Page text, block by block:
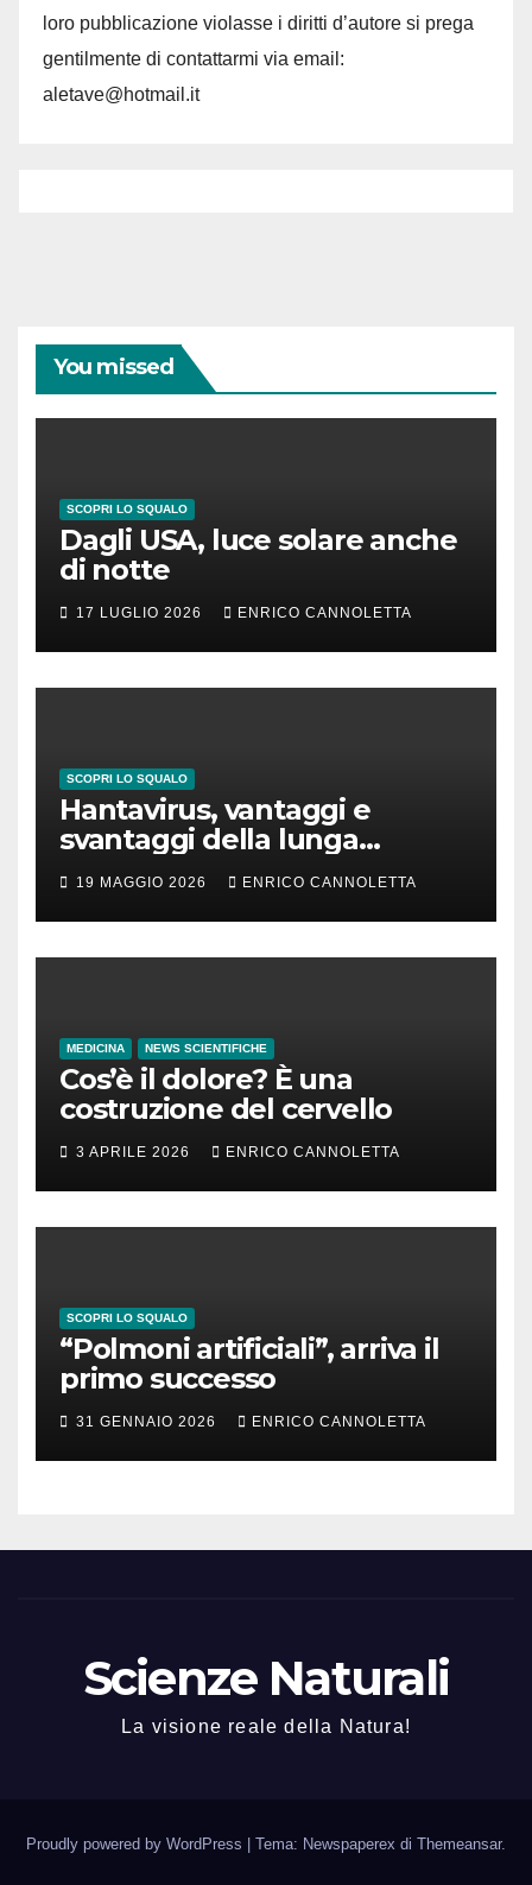
loro pubblicazione violasse i diritti d’autore si prega
gentilmente di contattarmi via email:
aletave@hotmail.it
You missed
SCOPRI LO SQUALO
Dagli USA, luce solare anche
di notte
17 LUGLIO 2026 ENRICO CANNOLETTA
SCOPRI LO SQUALO
Hantavirus, vantaggi e
svantaggi della lunga
incubazione
19 MAGGIO 2026 ENRICO CANNOLETTA
MEDICINA NEWS SCIENTIFICHE
Cos’è il dolore? È una
costruzione del cervello
3 APRILE 2026 ENRICO CANNOLETTA
SCOPRI LO SQUALO
“Polmoni artificiali”, arriva il
primo successo
31 GENNAIO 2026 ENRICO CANNOLETTA
Scienze Naturali
La visione reale della Natura!
Proudly powered by WordPress Tema: Newspaperex di Themeansar.